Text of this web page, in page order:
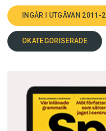
INGÅR I UTGÅVAN 2011-2
OKATEGORISERADE